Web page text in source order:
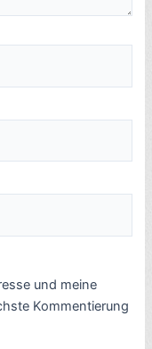
und meine
Kommentierung